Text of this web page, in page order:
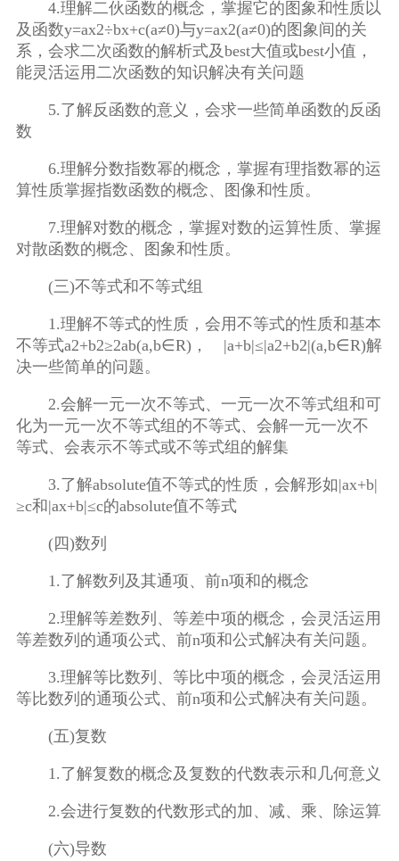
4.理解二伙函数的概念，掌握它的图象和性质以
及函数y=ax2÷bx+c(a≠0)与y=ax2(a≠0)的图象间的关
系，会求二次函数的解析式及best大值或best小值，
能灵活运用二次函数的知识解决有关问题
5.了解反函数的意义，会求一些简单函数的反函
数
6.理解分数指数幂的概念，掌握有理指数幂的运
算性质掌握指数函数的概念、图像和性质。
7.理解对数的概念，掌握对数的运算性质、掌握
对散函数的概念、图象和性质。
(三)不等式和不等式组
1.理解不等式的性质，会用不等式的性质和基本
不等式a2+b2≥2ab(a,b∈R)， |a+b|≤|a2+b2|(a,b∈R)解
决一些简单的问题。
2.会解一元一次不等式、一元一次不等式组和可
化为一元一次不等式组的不等式、会解一元一次不
等式、会表示不等式或不等式组的解集
3.了解absolute值不等式的性质，会解形如|ax+b|
≥c和|ax+b|≤c的absolute值不等式
(四)数列
1.了解数列及其通项、前n项和的概念
2.理解等差数列、等差中项的概念，会灵活运用
等差数列的通项公式、前n项和公式解决有关问题。
3.理解等比数列、等比中项的概念，会灵活运用
等比数列的通顼公式、前n项和公式解决有关问题。
(五)复数
1.了解复数的概念及复数的代数表示和几何意义
2.会进行复数的代数形式的加、减、乘、除运算
(六)导数